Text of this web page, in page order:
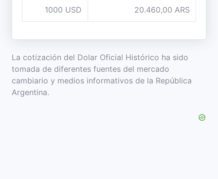
1000 USD 20.460,00 ARS
La cotización del Dolar Oficial Histórico ha sido
tomada de diferentes fuentes del mercado
cambiario y medios informativos de la República
Argentina.